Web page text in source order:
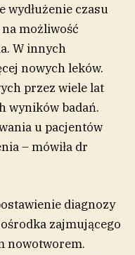
wydłużenie czasu
możliwość
W innych
nowych leków.
przez wiele lat
wyników badań.
u pacjentów
– mówiła dr
diagnozy
zajmującego
nowotworem.